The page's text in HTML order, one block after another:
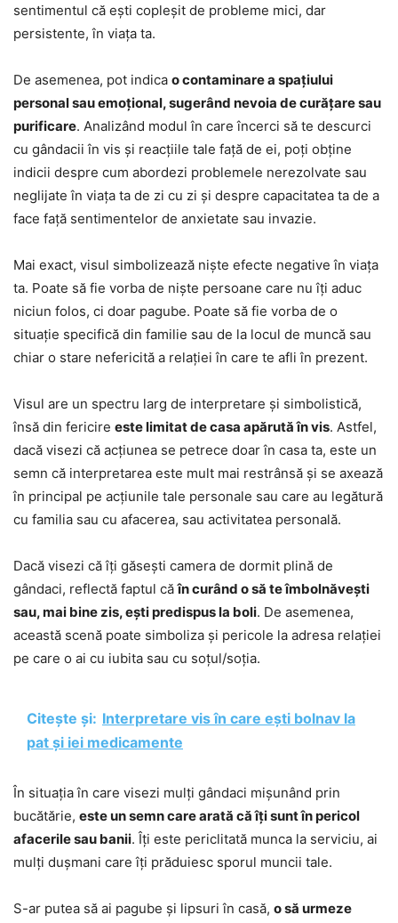
sentimentul că ești copleșit de probleme mici, dar
persistente, în viața ta.
De asemenea, pot indica o contaminare a spațiului
personal sau emoțional, sugerând nevoia de curățare sau
purificare. Analizând modul în care încerci să te descurci
cu gândacii în vis și reacțiile tale față de ei, poți obține
indicii despre cum abordezi problemele nerezolvate sau
neglijate în viața ta de zi cu zi și despre capacitatea ta de a
face față sentimentelor de anxietate sau invazie.
Mai exact, visul simbolizează niște efecte negative în viața
ta. Poate să fie vorba de niște persoane care nu îți aduc
niciun folos, ci doar pagube. Poate să fie vorba de o
situație specifică din familie sau de la locul de muncă sau
chiar o stare nefericită a relației în care te afli în prezent.
Visul are un spectru larg de interpretare și simbolistică,
însă din fericire este limitat de casa apărută în vis. Astfel,
dacă visezi că acțiunea se petrece doar în casa ta, este un
semn că interpretarea este mult mai restrânsă și se axează
în principal pe acțiunile tale personale sau care au legătură
cu familia sau cu afacerea, sau activitatea personală.
Dacă visezi că îți găsești camera de dormit plină de
gândaci, reflectă faptul căîn curând o să te îmbolnăvești
sau, mai bine zis, ești predispus la boli. De asemenea,
această scenă poate simboliza și pericole la adresa relației
pe care o ai cu iubita sau cu soțul/soția.
Citește și: Interpretare vis în care ești bolnav la
pat și iei medicamente
În situația în care visezi mulți gândaci mișunând prin
bucătărie, este un semn care arată că îți sunt în pericol
afacerile sau banii. Îți este periclitată munca la serviciu, ai
mulți dușmani care îți prăduiesc sporul muncii tale.
S-ar putea să ai pagube și lipsuri în casă, o să urmeze